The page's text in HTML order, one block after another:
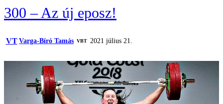
300 – Az új eposz!
VT Varga-Bíró Tamás VBT 2021 július 21.